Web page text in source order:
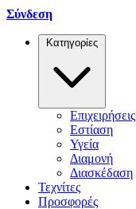
Σύνδεση
Κατηγορίες
Επιχειρήσεις
Εστίαση
Υγεία
Διαμονή
Διασκέδαση
Τεχνίτες
Προσφορές